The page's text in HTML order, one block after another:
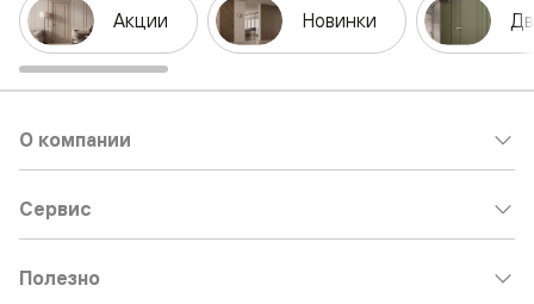
Акции Новинки
О компании
Сервис
Полезно